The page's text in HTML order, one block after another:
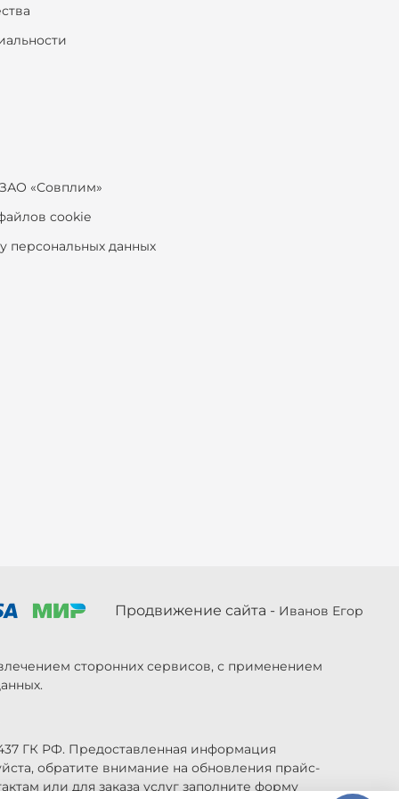
«Совплим»
cookie
персональных данных
Продвижение сайта - Иванов Егор
сторонних сервисов, с применением
ГК РФ. Предоставленная информация
обратите внимание на обновления прайс-
или для заказа услуг заполните форму